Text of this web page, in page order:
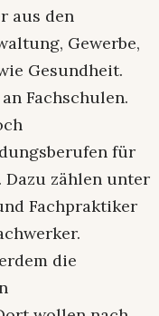
aus den
Gewerbe,
Gesundheit.
Fachschulen.
für
Dazu zählen unter
Fachpraktiker
die